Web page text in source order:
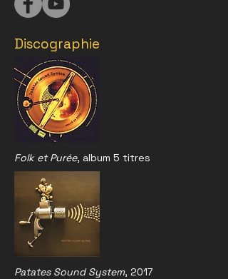
Discographie
Folk et Purée, album 5 titres
Patates Sound System, 2017